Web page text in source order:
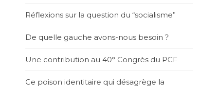
Réflexions sur la question du “socialisme”
De quelle gauche avons-nous besoin ?
Une contribution au 40° Congrès du PCF
Ce poison identitaire qui désagrège la